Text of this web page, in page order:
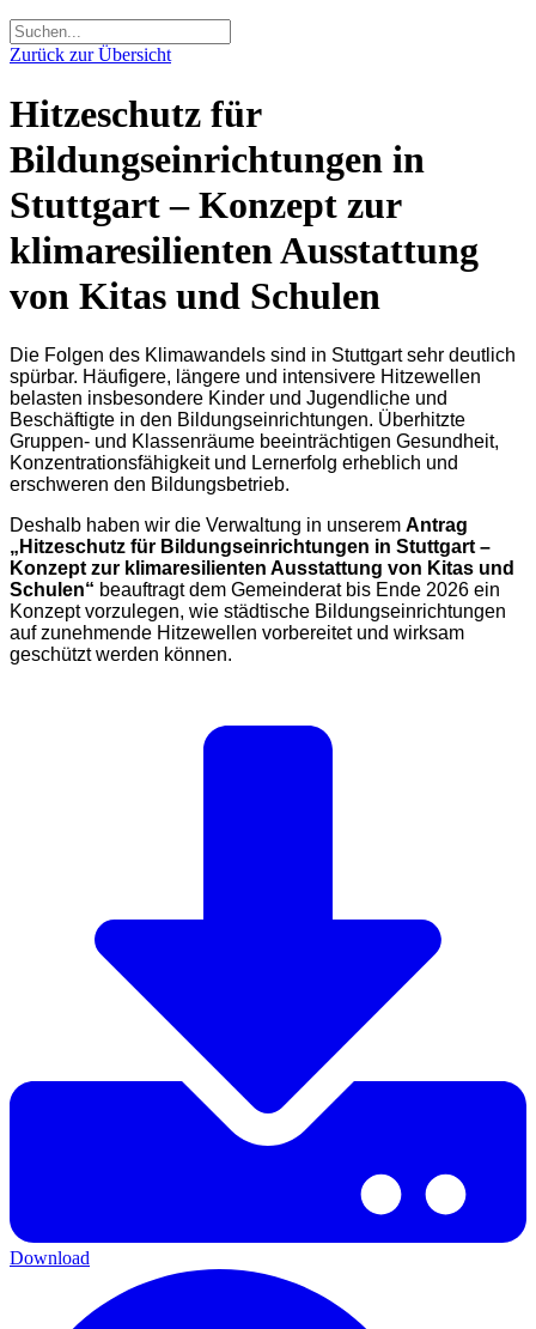
Zurück zur Übersicht
Hitzeschutz für
Bildungseinrichtungen in
Stuttgart – Konzept zur
klimaresilienten Ausstattung
von Kitas und Schulen
Die Folgen des Klimawandels sind in Stuttgart sehr deutlich
spürbar. Häufigere, längere und intensivere Hitzewellen
belasten insbesondere Kinder und Jugendliche und
Beschäftigte in den Bildungseinrichtungen. Überhitzte
Gruppen- und Klassenräume beeinträchtigen Gesundheit,
Konzentrationsfähigkeit und Lernerfolg erheblich und
erschweren den Bildungsbetrieb.
Deshalb haben wir die Verwaltung in unserem Antrag
„ Hitzeschutz für Bildungseinrichtungen in Stuttgart –
Konzept zur klimaresilienten Ausstattung von Kitas und
Schulen“ beauftragt dem Gemeinderat bis Ende 2026 ein
Konzept vorzulegen, wie städtische Bildungseinrichtungen
auf zunehmende Hitzewellen vorbereitet und wirksam
geschützt werden können.
Download